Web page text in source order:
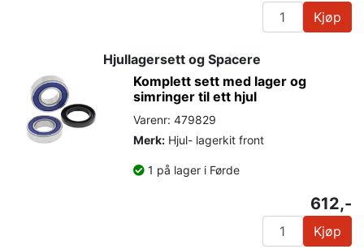
Kjøp
Hjullagersett og Spacere
Komplett sett med lager og
simringer til ett hjul
Varenr: 479829
Merk: Hjul- lagerkit front
1 på lager i Førde
612,-
Kjøp